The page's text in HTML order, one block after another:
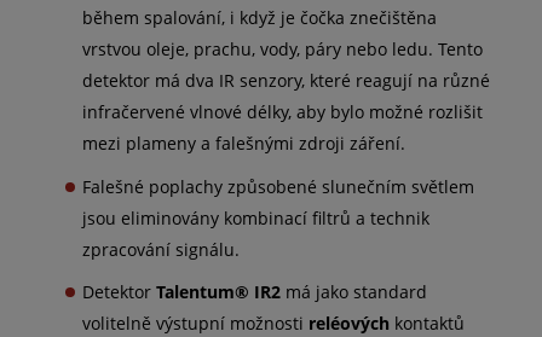
během spalování, i když je čočka znečištěna
vrstvou oleje, prachu, vody, páry nebo ledu. Tento
detektor má dva IR senzory, které reagují na různé
infračervené vlnové délky, aby bylo možné rozlišit
mezi plameny a falešnými zdroji záření.
Falešné poplachy způsobené slunečním světlem
jsou eliminovány kombinací filtrů a technik
zpracování signálu.
Detektor Talentum® IR2 má jako standard
volitelně výstupní možnosti reléových kontaktů